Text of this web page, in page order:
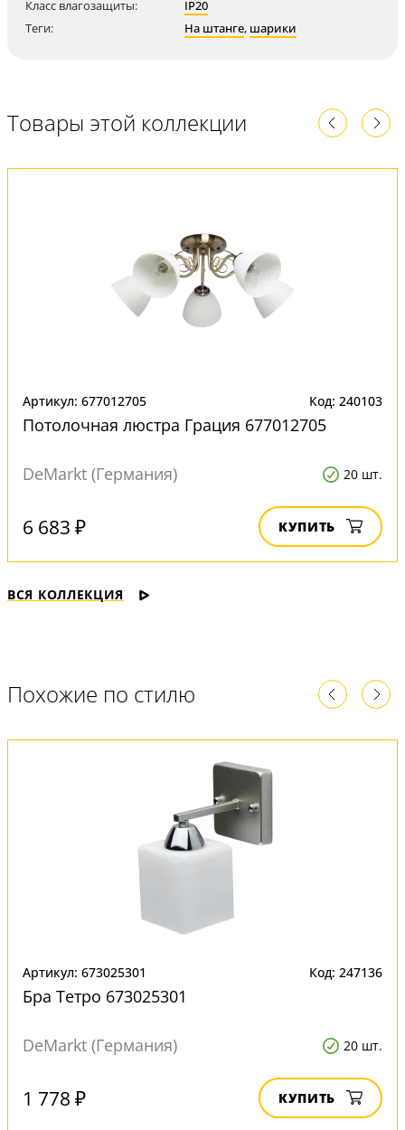
Класс влагозащиты:
IP20
Теги:
На штанге, шарики
Товары этой коллекции
Артикул: 677012705 Код: 240103
Потолочная люстра Грация 677012705
DeMarkt (Германия) 20 шт.
6 683 ₽ КУПИТЬ
ВСЯ КОЛЛЕКЦИЯ
Похожие по стилю
Артикул: 673025301 Код: 247136
Бра Тетро 673025301
DeMarkt (Германия) 20 шт.
1 778 ₽ КУПИТЬ